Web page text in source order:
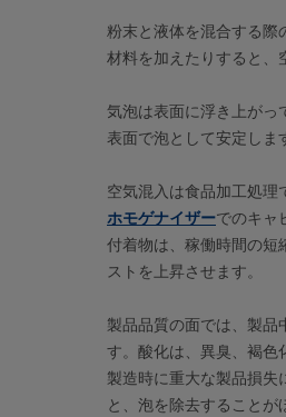
粉末と液体を混合する際
材料を加えたりすると、
気泡は表面に浮き上がっ
表面で泡として安定しま
空気混入は食品加工処理
ホモゲナイザーでのキャ
付着物は、稼働時間の短
ストを上昇させます。
製品品質の面では、製品
す。酸化は、異臭、褐色
製造時に重大な製品損失
と、泡を除去することが